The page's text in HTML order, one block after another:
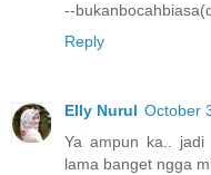
--
Reply
Elly Nurul October
Ya ampun ka..
lama banget ngga